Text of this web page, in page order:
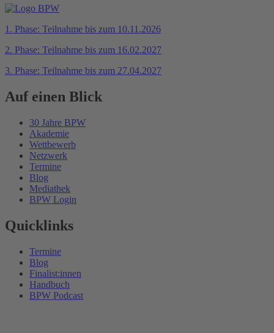
1. Phase: Teilnahme bis zum 10.11.2026
2. Phase: Teilnahme bis zum 16.02.2027
3. Phase: Teilnahme bis zum 27.04.2027
Auf einen Blick
30 Jahre BPW
Akademie
Wettbewerb
Netzwerk
Termine
Blog
Mediathek
BPW Login
Quicklinks
Termine
Blog
Finalist:innen
Handbuch
BPW Podcast